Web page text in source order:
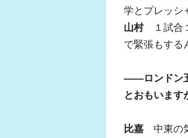
学とプレッシ
山村１試合１
で緊張もする
――ロンドン
とおもいます
比嘉 中東の